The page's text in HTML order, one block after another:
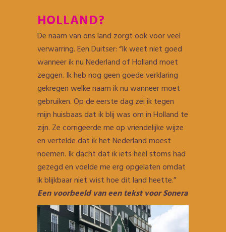
HOLLAND?
De naam van ons land zorgt ook voor veel
verwarring. Een Duitser: “Ik weet niet goed
wanneer ik nu Nederland of Holland moet
zeggen. Ik heb nog geen goede verklaring
gekregen welke naam ik nu wanneer moet
gebruiken. Op de eerste dag zei ik tegen
mijn huisbaas dat ik blij was om in Holland te
zijn. Ze corrigeerde me op vriendelijke wijze
en vertelde dat ik het Nederland moest
noemen. Ik dacht dat ik iets heel stoms had
gezegd en voelde me erg opgelaten omdat
ik blijkbaar niet wist hoe dit land heette.”
Een voorbeeld van een tekst voor Sonera